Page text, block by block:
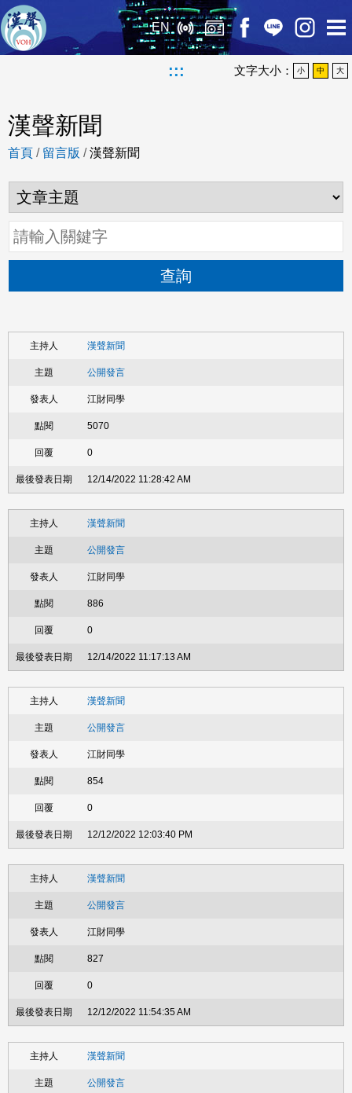
EN
::: 文字大小： 小 中 大
漢聲新聞
首頁 / 留言版 /漢聲新聞
查詢
漢聲新聞
公開發言
江財同學
5070
0
12/14/2022 11:28:42 AM
漢聲新聞
公開發言
江財同學
886
0
12/14/2022 11:17:13 AM
漢聲新聞
公開發言
江財同學
854
0
12/12/2022 12:03:40 PM
漢聲新聞
公開發言
江財同學
827
0
12/12/2022 11:54:35 AM
漢聲新聞
公開發言